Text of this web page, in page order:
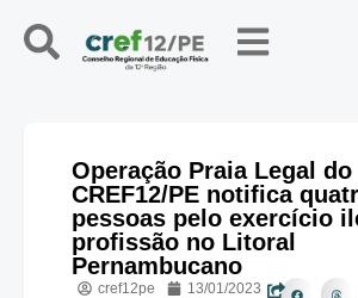
Operação Praia Legal do
CREF12/PE notifica
pessoas pelo exercício
profissão no Litoral
Pernambucano
cref12pe
13/01/2023